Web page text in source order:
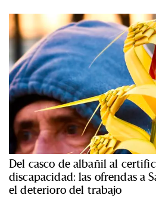
Del casco de albañil al
discapacidad: las ofrendas a
el deterioro del trabajo